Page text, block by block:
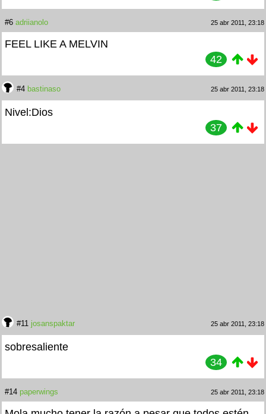
#6 adriianolo 25 abr 2011, 23:18
FEEL LIKE A MELVIN
42
#4 bastinaso 25 abr 2011, 23:18
Nivel:Dios
37
#11 josanspaktar 25 abr 2011, 23:18
sobresaliente
34
#14 paperwings 25 abr 2011, 23:18